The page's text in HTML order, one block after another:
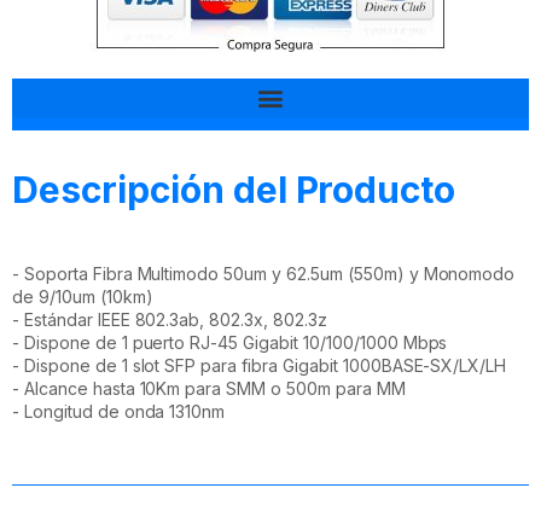
Descripción del Producto
- Soporta Fibra Multimodo 50um y 62.5um (550m) y Monomodo
de 9/10um (10km)
- Estándar IEEE 802.3ab, 802.3x, 802.3z
- Dispone de 1 puerto RJ-45 Gigabit 10/100/1000 Mbps
- Dispone de 1 slot SFP para fibra Gigabit 1000BASE-SX/LX/LH
- Alcance hasta 10Km para SMM o 500m para MM
- Longitud de onda 1310nm